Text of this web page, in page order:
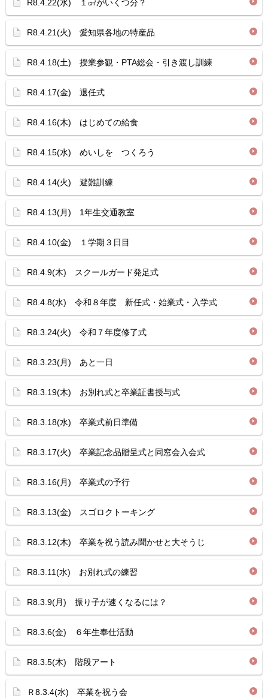
R8.4.22(水) １㎤がいくつ分？
R8.4.21(火) 愛知県各地の特産品
R8.4.18(土) 授業参観・PTA総会・引き渡し訓練
R8.4.17(金) 退任式
R8.4.16(木) はじめての給食
R8.4.15(水) めいしを つくろう
R8.4.14(火) 避難訓練
R8.4.13(月) 1年生交通教室
R8.4.10(金) １学期３日目
R8.4.9(木) スクールガード発足式
R8.4.8(水) 令和８年度 新任式・始業式・入学式
R8.3.24(火) 令和７年度修了式
R8.3.23(月) あと一日
R8.3.19(木) お別れ式と卒業証書授与式
R8.3.18(水) 卒業式前日準備
R8.3.17(火) 卒業記念品贈呈式と同窓会入会式
R8.3.16(月) 卒業式の予行
R8.3.13(金) スゴロクトーキング
R8.3.12(木) 卒業を祝う読み聞かせと大そうじ
R8.3.11(水) お別れ式の練習
R8.3.9(月) 振り子が速くなるには？
R8.3.6(金) ６年生奉仕活動
R8.3.5(木) 階段アート
Ｒ8.3.4(水) 卒業を祝う会